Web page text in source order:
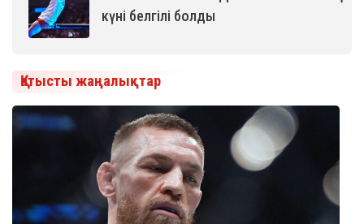
күні белгілі болды
Қатысты жаңалықтар